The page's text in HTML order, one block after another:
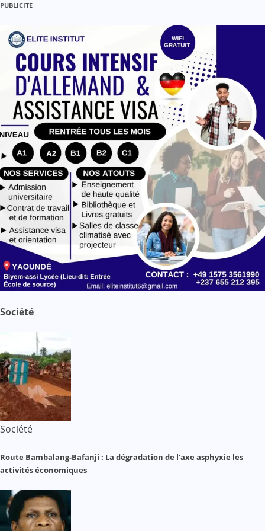
PUBLICITE
Société
Société
Route Bambalang-Bafanji : La dégradation de l’axe asphyxie les
activités économiques